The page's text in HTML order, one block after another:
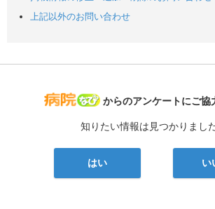
上記以外のお問い合わせ
病院なび
からのアンケートにご協
知りたい情報は見つかりまし
はい い